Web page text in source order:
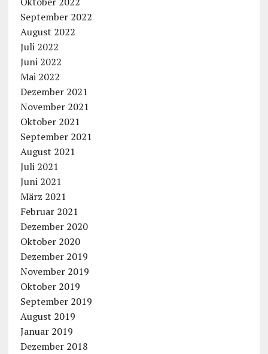
September 2022
August 2022
Juli 2022
Juni 2022
Mai 2022
Dezember 2021
November 2021
Oktober 2021
September 2021
August 2021
Juli 2021
Juni 2021
März 2021
Februar 2021
Dezember 2020
Oktober 2020
Dezember 2019
November 2019
Oktober 2019
September 2019
August 2019
Januar 2019
Dezember 2018